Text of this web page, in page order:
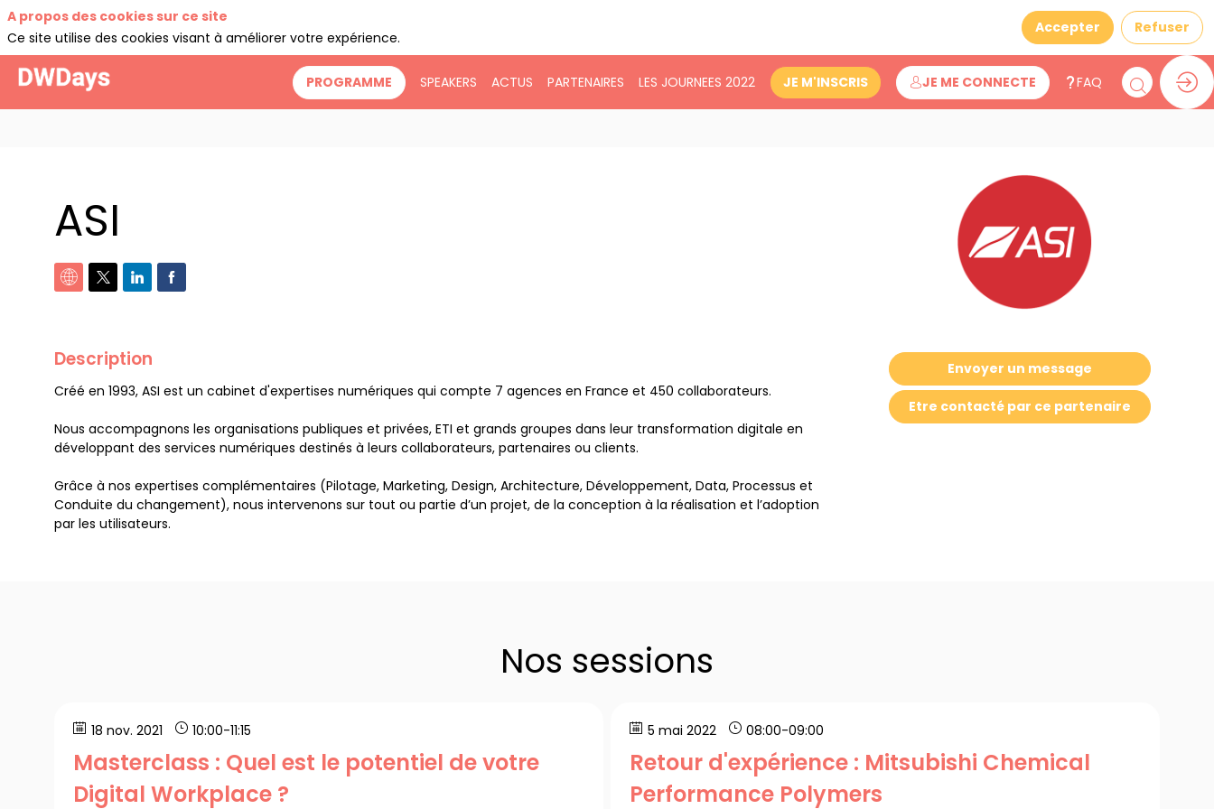
PROGRAMME SPEAKERS ACTUS PARTENAIRES LES JOURNEES 2022 JE M'INSCRIS JE ME CONNECTE FAQ
ASI
Envoyer un message
Etre contacté par ce partenaire
Description
Créé en 1993, ASI est un cabinet d'expertises numériques qui compte 7 agences en France et 450 collaborateurs.
Nous accompagnons les organisations publiques et privées, ETI et grands groupes dans leur transformation digitale en
développant des services numériques destinés à leurs collaborateurs, partenaires ou clients.
Grâce à nos expertises complémentaires (Pilotage, Marketing, Design, Architecture, Développement, Data, Processus et
Conduite du changement), nous intervenons sur tout ou partie d’un projet, de la conception à la réalisation et l’adoption
Nos sessions
18 nov. 2021 10:00-11:15
Masterclass : Quel est le potentiel de votre
Digital Workplace ?
5 mai 2022 08:00-09:00
Retour d'expérience : Mitsubishi Chemical
Performance Polymers
A propos des cookies sur ce site
Ce site utilise des cookies visant à améliorer votre expérience.
Accepter Refuser